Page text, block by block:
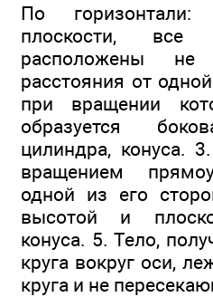
По
плоскости, все
расположены не
расстояния от
при вращении
образуется
цилиндра, конуса.
вращением
одной из его
высотой и
конуса. 5. Тело,
круга вокруг оси,
круга и не